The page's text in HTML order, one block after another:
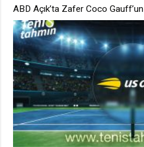
ABD Açık’ta Zafer Coco Gauff’un